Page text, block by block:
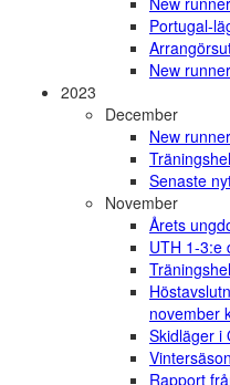
Portugal-
New
2023
December
New
Senaste
November
Årets
UTH 1-3:e
november
Skidläger i
Rapport